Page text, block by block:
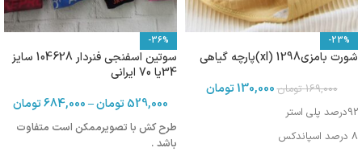
-23%
شورت بامزی1298 (xl)پارچه گیاهی
169,000 تومان130,000تومان
92درصد پلی استر
8 درصد اسپاندکس
-36%
سوتین اسفنجی فنردار 104628 سایز
34یا 70 ایرانی
529,000تومان–
684,000تومان
طرح کش با تصویرممکن است متفاوت
باشد .